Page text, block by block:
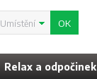
Umístění
Relax a odpočinek